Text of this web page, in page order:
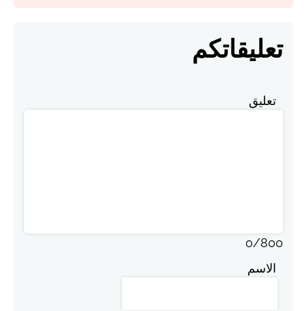
تعليقاتكم
تعليق
0/800
الاسم